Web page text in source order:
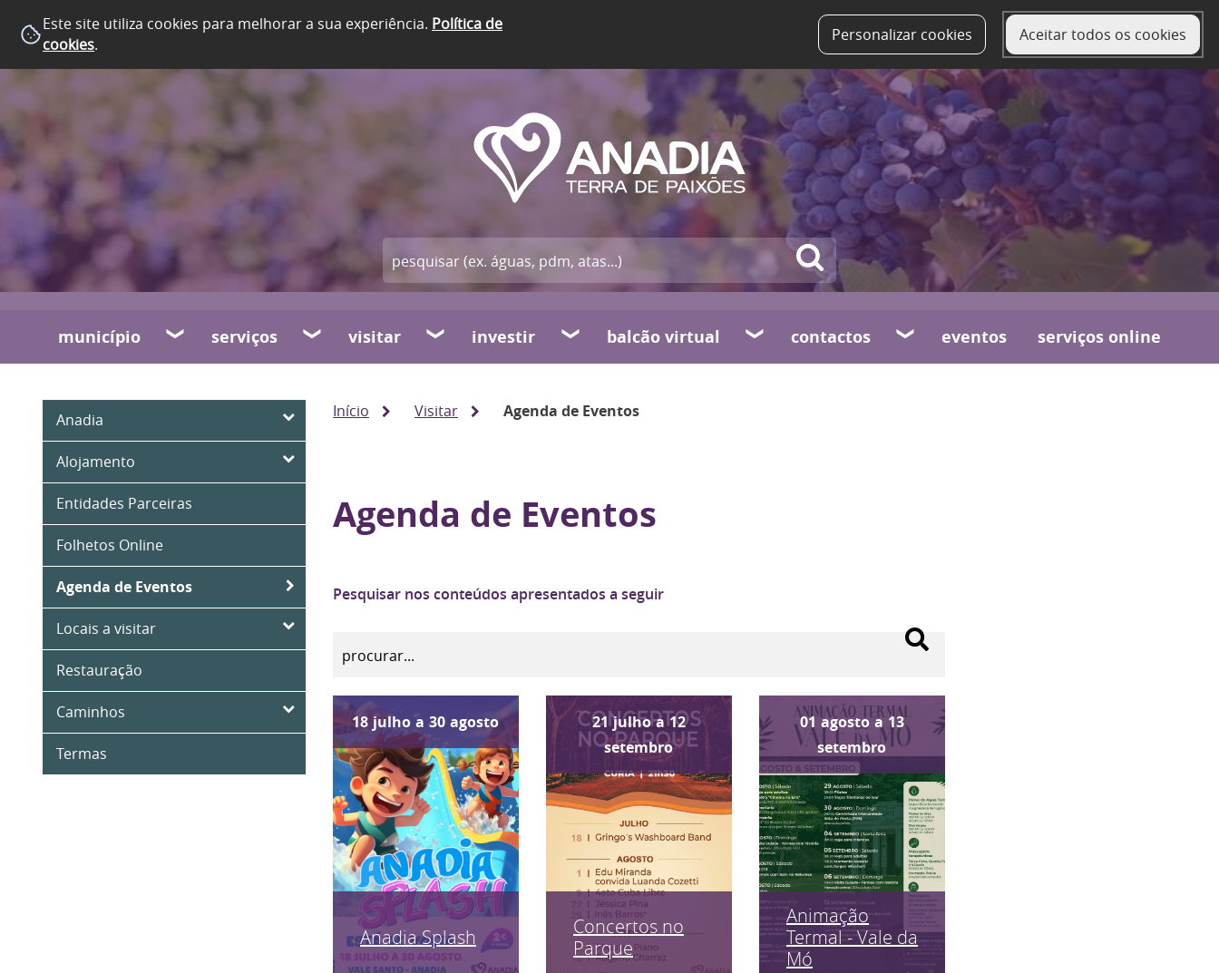
Este site utiliza cookies para melhorar a sua experiência. Política de
cookies. Personalizar cookies Aceitar todos os cookies
município serviços visitar investir balcão virtual contactos eventos serviços online
Anadia
Alojamento
Entidades Parceiras
Folhetos Online
Agenda de Eventos
Locais a visitar
Restauração
Caminhos
Termas
Início Visitar Agenda de Eventos
Agenda de Eventos
Pesquisar nos conteúdos apresentados a seguir
18 julho a 30 agosto
Anadia Splash
21 julho a 12
setembro
Concertos no
Parque
01 agosto a 13
setembro
Animação
Termal - Vale da
Mó